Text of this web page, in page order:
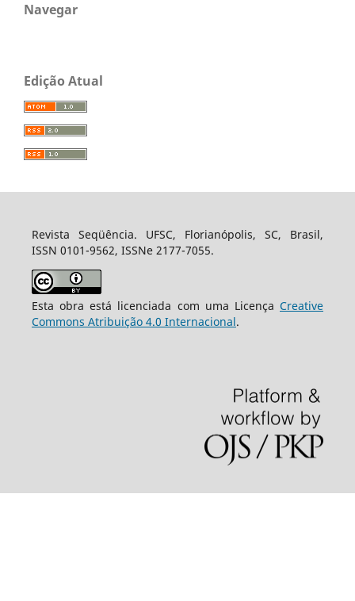
Navegar
Edição Atual
Revista Seqüência. UFSC, Florianópolis, SC, Brasil,
ISSN 0101-9562, ISSNe 2177-7055.
Esta obra está licenciada com uma LicençaCreative
Commons Atribuição 4.0 Internacional.